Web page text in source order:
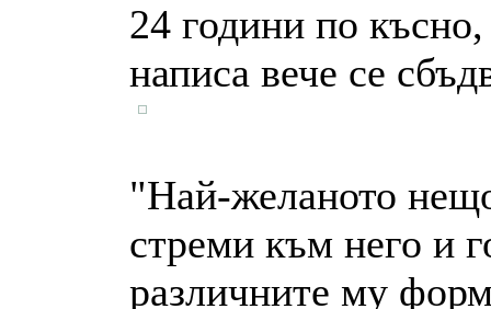
24 години по
написа вече се
"Най-желаното
стреми към него и
различните му